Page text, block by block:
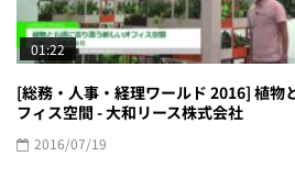
01:22
[総務・人事・経理ワールド 2016] 植物
フィス空間 - 大和リース株式会社
2016/07/19